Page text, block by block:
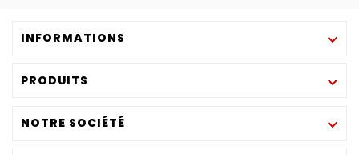
INFORMATIONS 
PRODUITS 
NOTRE SOCIÉTÉ 